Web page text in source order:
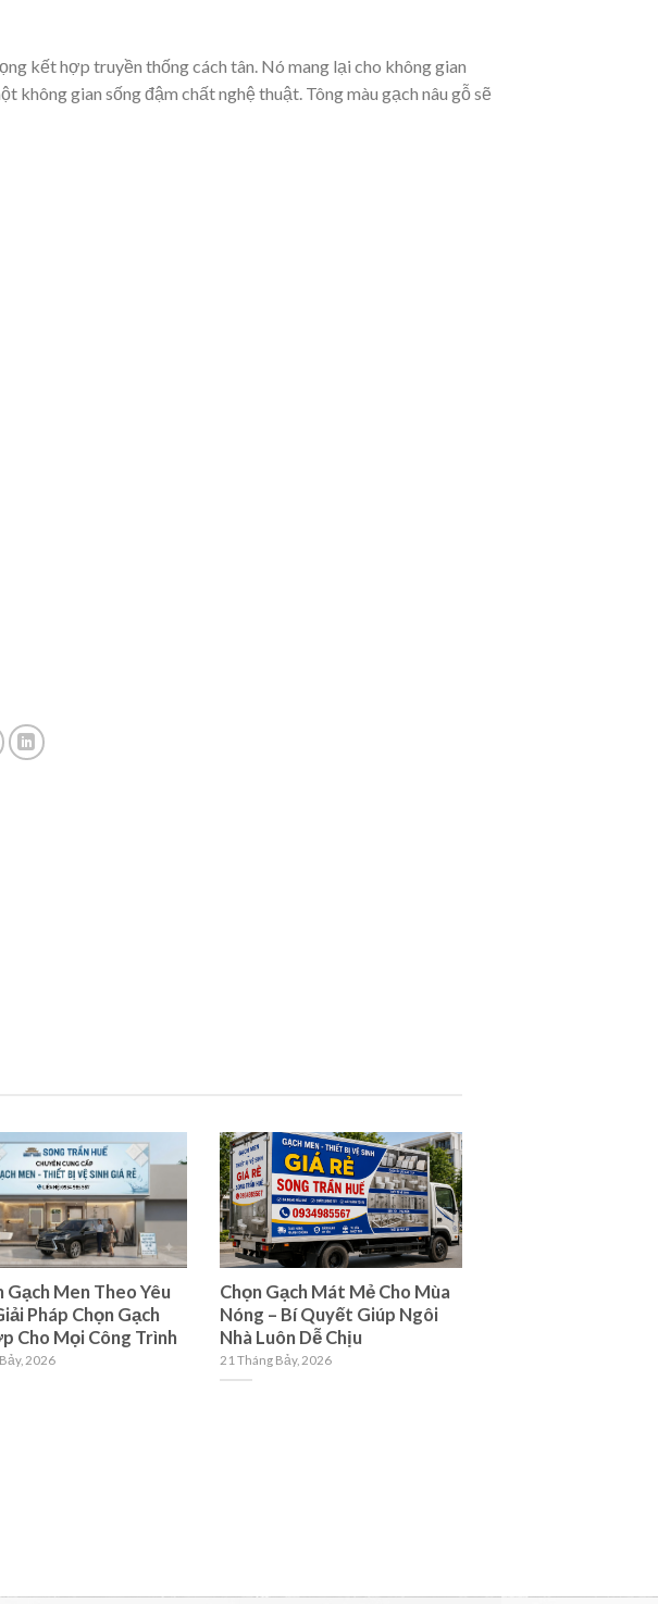
kết hợp truyền thống cách tân. Nó mang lại cho không gian
gian sống đậm chất nghệ thuật. Tông màu gạch nâu gỗ sẽ
Gạch Men Theo Yêu
Pháp Chọn Gạch
Cho Mọi Công Trình
2026
Chọn Gạch Mát Mẻ Cho Mùa
Nóng – Bí Quyết Giúp Ngôi
Nhà Luôn Dễ Chịu
21 Tháng Bảy, 2026